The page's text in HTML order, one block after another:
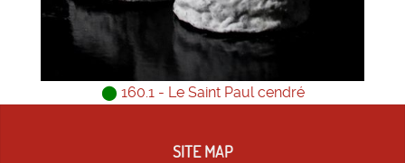
⬤ 160.1 - Le Saint Paul cendré
SITE MAP